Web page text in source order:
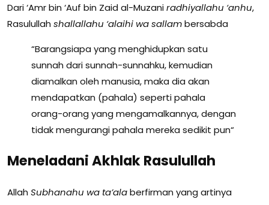
Dari ‘Amr bin ‘Auf bin Zaid al-Muzaniradhiyallahu ‘anhu,
Rasulullah shallallahu ‘alaihi wa sallambersabda
“Barangsiapa yang menghidupkan satu
sunnah dari sunnah-sunnahku, kemudian
diamalkan oleh manusia, maka dia akan
mendapatkan (pahala) seperti pahala
orang-orang yang mengamalkannya, dengan
tidak mengurangi pahala mereka sedikit pun“
Meneladani Akhlak Rasulullah
Allah Subhanahu wa ta’alaberfirman yang artinya